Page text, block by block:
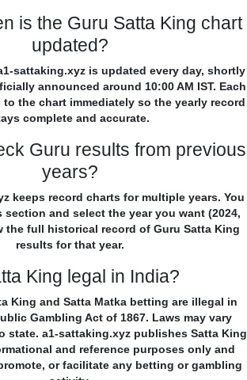
is the Guru Satta King chart
updated?
sattaking.xyz is updated every day, shortly
announced around 10:00 AM IST. Each
the chart immediately so the yearly record
complete and accurate.
Guru results from previous
years?
keeps record charts for multiple years. You
and select the year you want (2024,
the full historical record of Guru Satta King
results for that year.
King legal in India?
King and Satta Matka betting are illegal in
Gambling Act of 1867. Laws may vary
state. a1-sattaking.xyz publishes Satta King
and reference purposes only and
or facilitate any betting or gambling